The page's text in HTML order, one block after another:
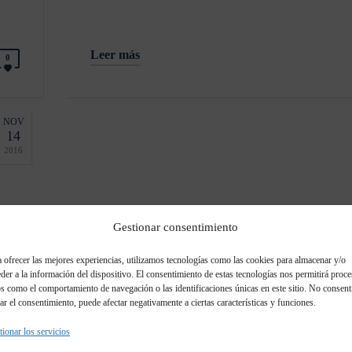
Gestionar consentimiento
ofrecer las mejores experiencias, utilizamos tecnologías como las cookies para almacenar y/o
a la información del dispositivo. El consentimiento de estas tecnologías nos permitirá
como el comportamiento de navegación o las identificaciones únicas en este sitio. No
el consentimiento, puede afectar negativamente a ciertas características y funciones.
los servicios
0 Leer más
NOV
14
2016
DYSON